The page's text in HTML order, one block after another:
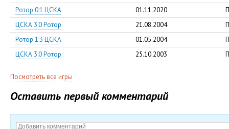
Ротор 0:1 ЦСКА
01.11.2020
ЦСКА 3:0 Ротор
21.08.2004
Ротор 1:3 ЦСКА
01.05.2004
ЦСКА 3:0 Ротор
25.10.2003
Посмотреть все игры
Оставить первый комментарий